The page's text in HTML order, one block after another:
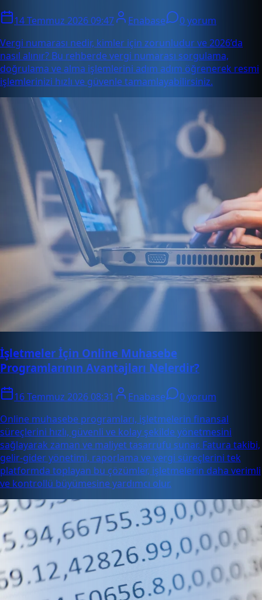
14 Temmuz 2026 09:47 Enabase
0 yorum
Vergi numarası nedir, kimler için zorunludur ve 2026’da
nasıl alınır? Bu rehberde vergi numarası sorgulama,
doğrulama ve alma işlemlerini adım adım öğrenerek resmi
işlemlerinizi hızlı ve güvenle tamamlayabilirsiniz.
İşletmeler İçin Online Muhasebe
Programlarının Avantajları Nelerdir?
16 Temmuz 2026 08:31 Enabase
0 yorum
Online muhasebe programları, işletmelerin finansal
süreçlerini hızlı, güvenli ve kolay şekilde yönetmesini
sağlayarak zaman ve maliyet tasarrufu sunar. Fatura takibi,
gelir-gider yönetimi, raporlama ve vergi süreçlerini tek
platformda toplayan bu çözümler, işletmelerin daha verimli
ve kontrollü büyümesine yardımcı olur.